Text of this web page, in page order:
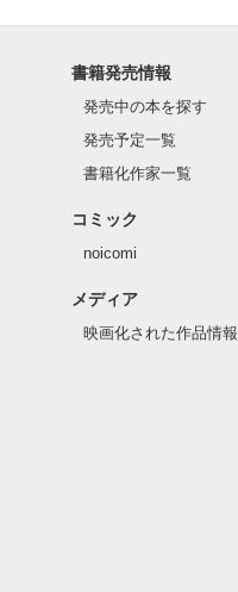
書籍発売情報
発売中の本を探す
発売予定一覧
書籍化作家一覧
コミック
noicomi
メディア
映画化された作品情報